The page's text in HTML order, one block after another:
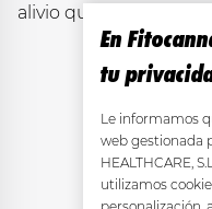
alivio que necesitas.
En
tu
Le informamos
web gestionada
HEALTHCARE,
utilizamos
personalización,